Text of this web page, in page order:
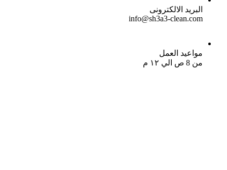
البريد الالكترونى
info@sh3a3-clean.com
مواعيد العمل
من 8 ص الي ١٢ م